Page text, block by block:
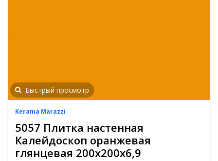
Быстрый просмотр
Kerama Marazzi
5057 Плитка настенная
Калейдоскоп оранжевая
глянцевая 200х200х6,9